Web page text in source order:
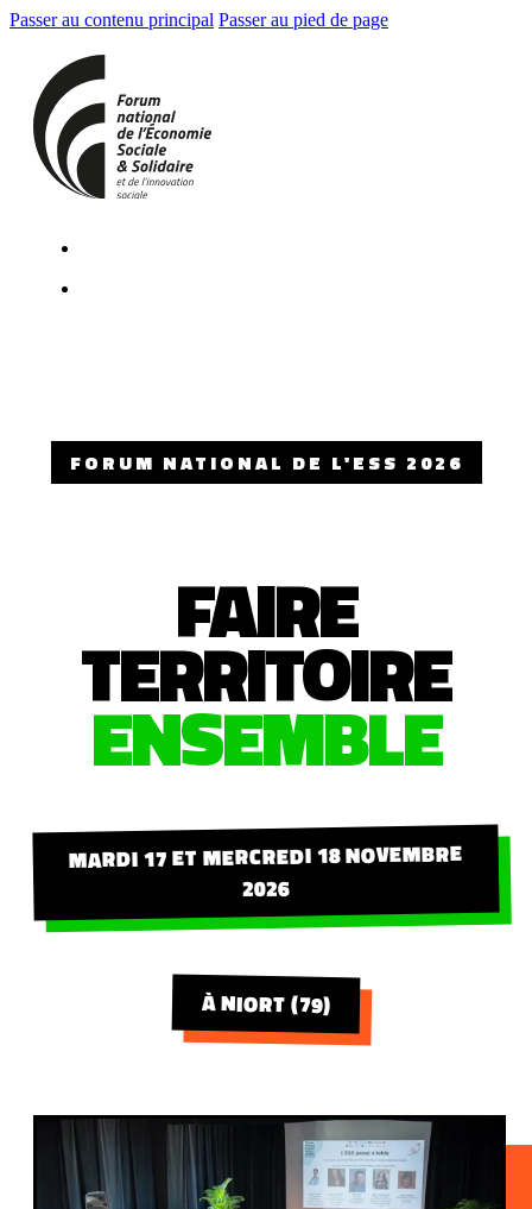
Passer au contenu principal Passer au pied de page
FORUM NATIONAL DE L'ESS 2026
FAIRE
TERRITOIRE
ENSEMBLE
MARDI 17 ET MERCREDI 18 NOVEMBRE
2026
À NIORT (79)